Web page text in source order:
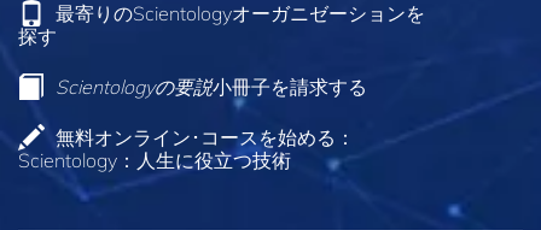
最寄りのScientologyオーガニゼーションを
探す
Scientologyの要説小冊子を請求する
無料オンライン･コースを始める：
Scientology：人生に役立つ技術